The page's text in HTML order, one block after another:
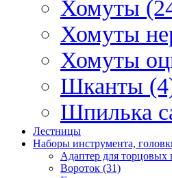
Хомуты
Хомуты
Хомуты
Шканты
Шпилька
Лестницы
Наборы инструмента,
Адаптер для торцовых
Вороток (31)